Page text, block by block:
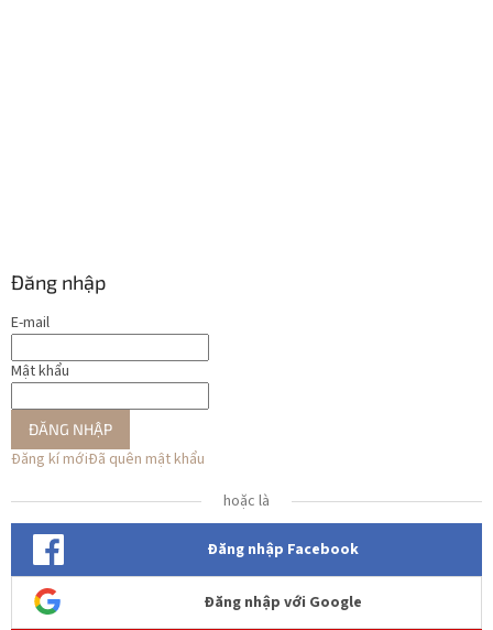
Đăng nhập
E-mail
Mật khẩu
ĐĂNG NHẬP
Đăng kí mớiĐã quên mật khẩu
hoặc là
Đăng nhập Facebook
Đăng nhập với Google